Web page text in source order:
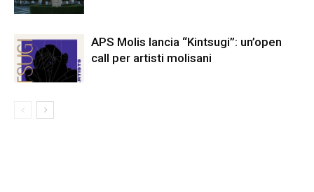
APS Molis lancia “Kintsugi”: un’open
call per artisti molisani